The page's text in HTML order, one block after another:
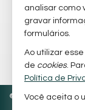
mapa
© 2026 CRECI/SC
analisar como
gravar
formulários.
Ao utilizar
de cookies.
Política de
Você aceita o